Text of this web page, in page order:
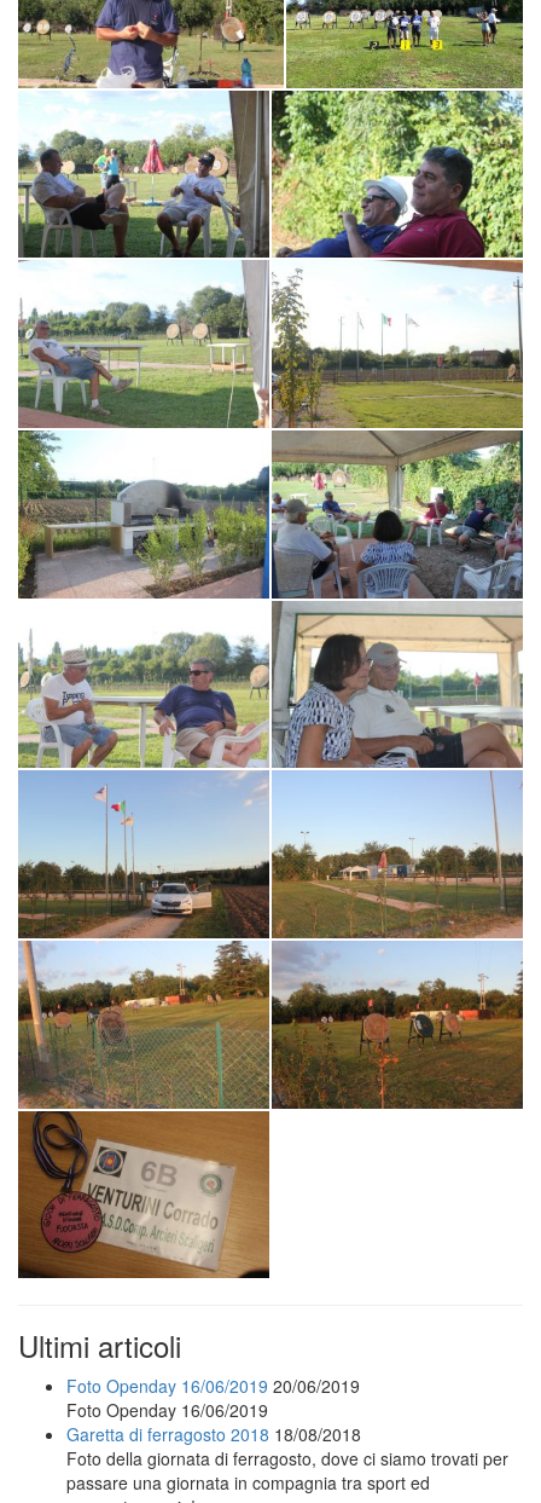
Ultimi articoli
Foto Openday 16/06/2019 20/06/2019
Foto Openday 16/06/2019
Garetta di ferragosto 2018 18/08/2018
Foto della giornata di ferragosto, dove ci siamo trovati per
passare una giornata in compagnia tra sport ed